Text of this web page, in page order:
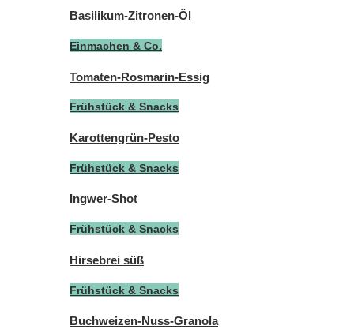
Basilikum-Zitronen-Öl
Einmachen & Co.
Tomaten-Rosmarin-Essig
Frühstück & Snacks
Karottengrün-Pesto
Frühstück & Snacks
Ingwer-Shot
Frühstück & Snacks
Hirsebrei süß
Frühstück & Snacks
Buchweizen-Nuss-Granola